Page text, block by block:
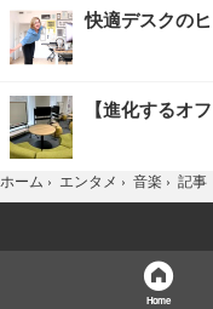
快適デスクの
【進化するオ
ホーム › エンタメ › 音楽 › 記事
Home